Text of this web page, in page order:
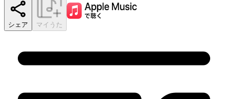
シェア マイうた